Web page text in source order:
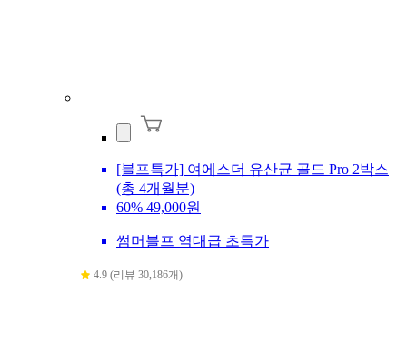
[블프특가] 여에스더 유산균 골드 Pro 2박스
(총 4개월분)
60% 49,000원
썸머블프 역대급 초특가
4.9 (리뷰 30,186개)